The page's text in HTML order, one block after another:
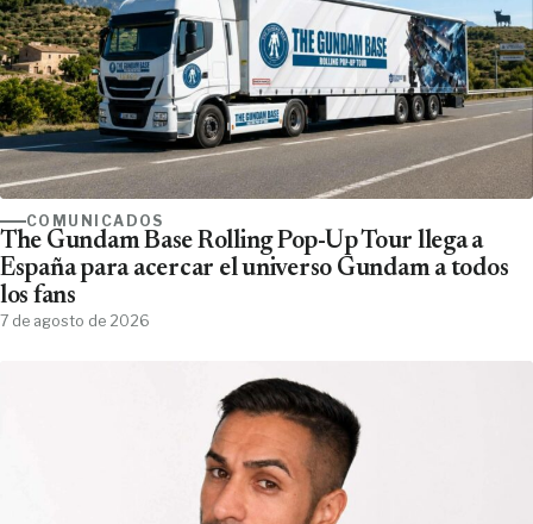
COMUNICADOS
The Gundam Base Rolling Pop-Up Tour llega a
España para acercar el universo Gundam a todos
los fans
7 de agosto de 2026